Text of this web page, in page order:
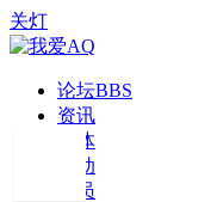
关灯
论坛BBS
资讯
媒体
活动
会员